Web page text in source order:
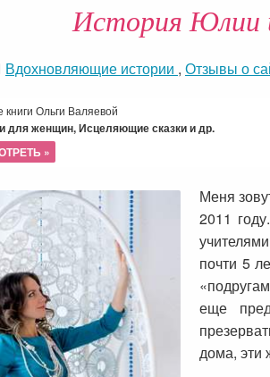
История Юлии
Вдохновляющие истории , Отзывы о
книги Ольги Валяевой
для женщин, Исцеляющие сказки и др.
»
Меня
2011
почти 5
еще
дома, эти